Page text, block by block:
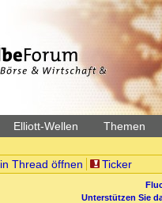
Elliott-Wellen Themen
in Thread öffnen Ticker
Unterstützen Sie